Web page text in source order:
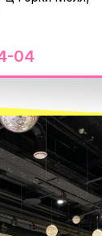
с Политикой обработки
рассылку электронных
ПРИГЛАШЕНИЯ
НОВИНОК